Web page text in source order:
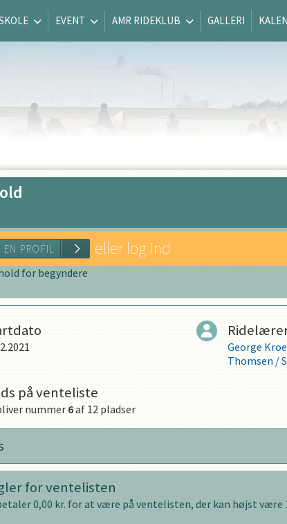
EVENT AMR RIDEKLUB GALLERI
OPRET EN PROFIL
eller log ind
for begyndere
George
Thomsen/
på venteliste
nummer 6af 12 pladser
for ventelisten
0,00 kr. for at være på ventelisten, der kan højst være